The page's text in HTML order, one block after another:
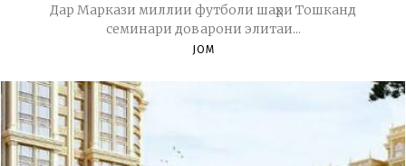
Дар Маркази миллии футболи шаҳри Тошканд
семинари доварони элитаи...
JOM